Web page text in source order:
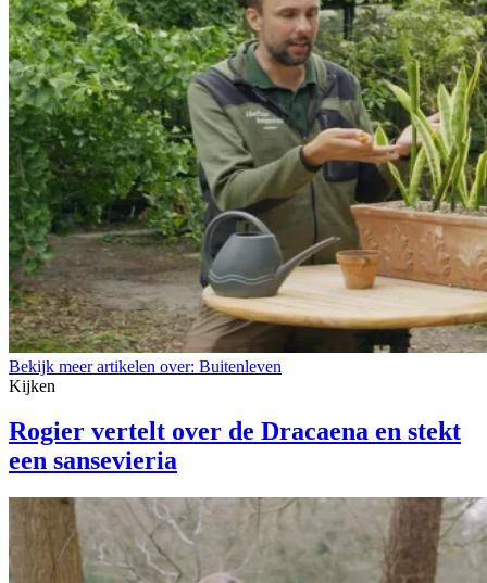
Bekijk meer artikelen over: Buitenleven
Kijken
Rogier vertelt over de Dracaena en stekt
een sansevieria